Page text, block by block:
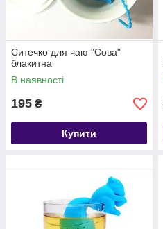
Ситечко для чаю "Сова"
блакитна
В наявності
195 ₴
Купити